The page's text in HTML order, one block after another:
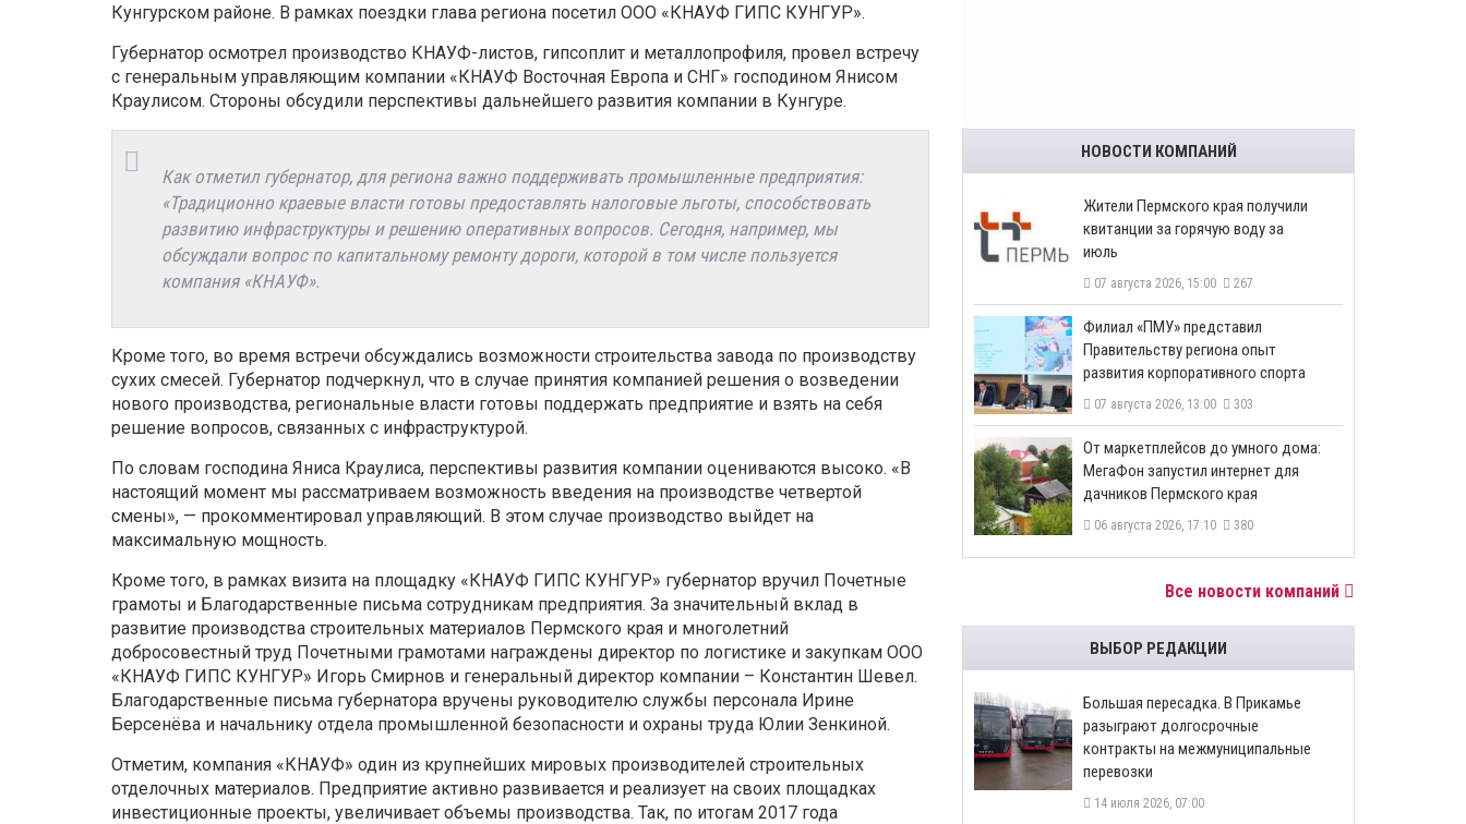
Кунгурском районе. В рамках поездки глава региона посетил ООО «КНАУФ ГИПС КУНГУР».
Губернатор осмотрел производство КНАУФ-листов, гипсоплит и металлопрофиля, провел встречу
с генеральным управляющим компании «КНАУФ Восточная Европа и СНГ» господином Янисом
Краулисом. Стороны обсудили перспективы дальнейшего развития компании в Кунгуре.
Как отметил губернатор, для региона важно поддерживать промышленные предприятия:
«Традиционно краевые власти готовы предоставлять налоговые льготы, способствовать
развитию инфраструктуры и решению оперативных вопросов. Сегодня, например, мы
обсуждали вопрос по капитальному ремонту дороги, которой в том числе пользуется
компания «КНАУФ».
Кроме того, во время встречи обсуждались возможности строительства завода по производству
сухих смесей. Губернатор подчеркнул, что в случае принятия компанией решения о возведении
нового производства, региональные власти готовы поддержать предприятие и взять на себя
решение вопросов, связанных с инфраструктурой.
По словам господина Яниса Краулиса, перспективы развития компании оцениваются высоко. «В
настоящий момент мы рассматриваем возможность введения на производстве четвертой
смены», — прокомментировал управляющий. В этом случае производство выйдет на
максимальную мощность.
Кроме того, в рамках визита на площадку «КНАУФ ГИПС КУНГУР» губернатор вручил Почетные
грамоты и Благодарственные письма сотрудникам предприятия. За значительный вклад в
развитие производства строительных материалов Пермского края и многолетний
добросовестный труд Почетными грамотами награждены директор по логистике и закупкам ООО
«КНАУФ ГИПС КУНГУР» Игорь Смирнов и генеральный директор компании – Константин Шевел.
Благодарственные письма губернатора вручены руководителю службы персонала Ирине
Берсенёва и начальнику отдела промышленной безопасности и охраны труда Юлии Зенкиной.
Отметим, компания «КНАУФ» один из крупнейших мировых производителей строительных
отделочных материалов. Предприятие активно развивается и реализует на своих площадках
инвестиционные проекты, увеличивает объемы производства. Так, по итогам 2017 года
НОВОСТИ КОМПАНИЙ
​Жители Пермского края получили
квитанции за горячую воду за
июль
07 августа 2026, 15:00 267
​Филиал «ПМУ» представил
Правительству региона опыт
развития корпоративного спорта
07 августа 2026, 13:00 303
От маркетплейсов до умного дома:
МегаФон запустил интернет для
дачников Пермского края
06 августа 2026, 17:10 380
Все новости компаний
ВЫБОР РЕДАКЦИИ
Большая пересадка. В Прикамье
разыграют долгосрочные
контракты на межмуниципальные
перевозки
14 июля 2026, 07:00